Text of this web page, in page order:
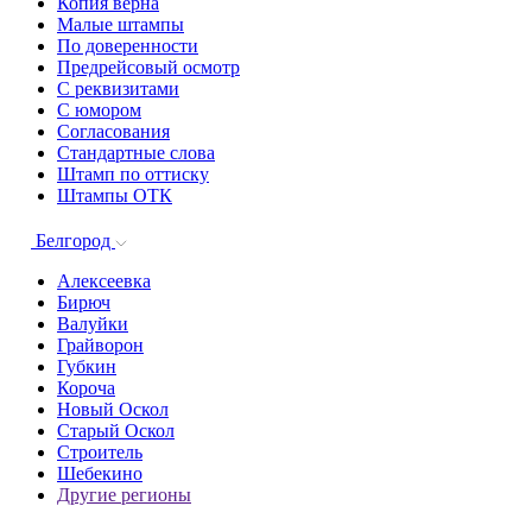
Малые штампы
По доверенности
Предрейсовый осмотр
С реквизитами
С юмором
Согласования
Стандартные слова
Штамп по оттиску
Штампы ОТК
Белгород
Алексеевка
Бирюч
Валуйки
Грайворон
Губкин
Короча
Новый Оскол
Старый Оскол
Строитель
Шебекино
Другие регионы